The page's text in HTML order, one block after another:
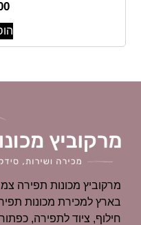
מרקוביץ מכונות תפירה
בארץ למכירת מכונות
חילוף, ציוד לתפירה,